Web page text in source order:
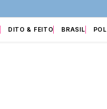
DITO & FEITO BRASIL